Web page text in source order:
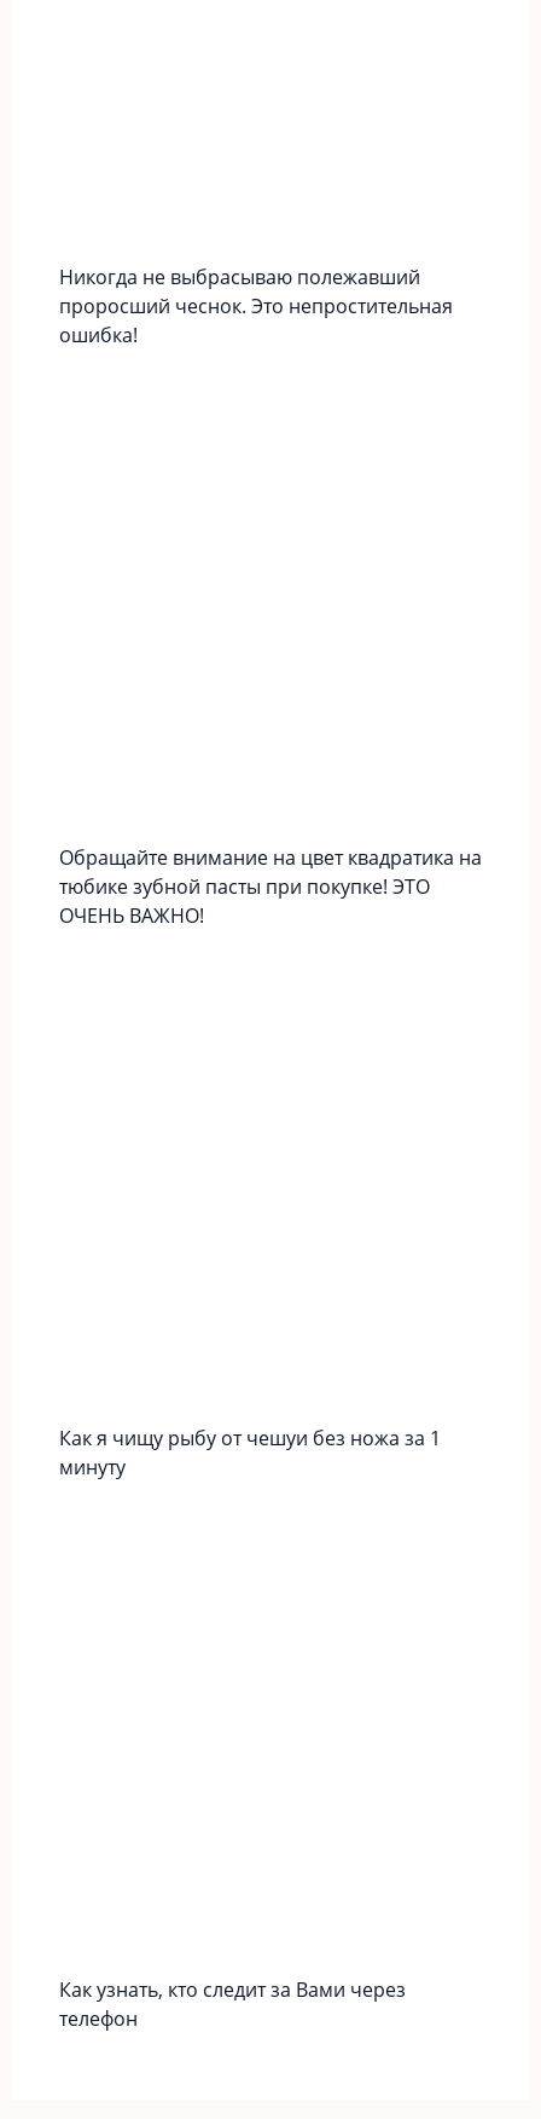
Никогда не выбрасываю полежавший
проросший чеснок. Это непростительная
ошибка!
Обращайте внимание на цвет квадратика на
тюбике зубной пасты при покупке! ЭТО
ОЧЕНЬ ВАЖНО!
Как я чищу рыбу от чешуи без ножа за 1
минуту
Как узнать, кто следит за Вами через
телефон